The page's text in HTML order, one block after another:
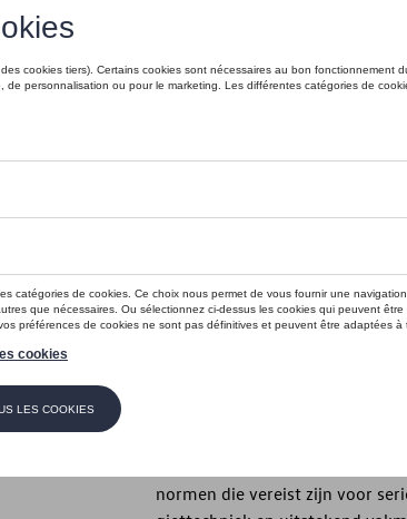
Dit product is momenteel niet op
Contacteer
Introductie
- Volkswagen originele
het Volkswagen-ontwerp -
normen die vereist zijn voor